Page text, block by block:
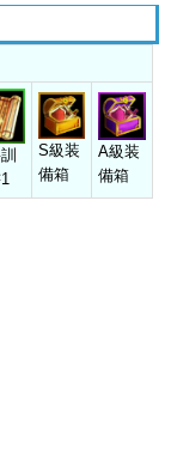
S級装
備箱
A級装
備箱